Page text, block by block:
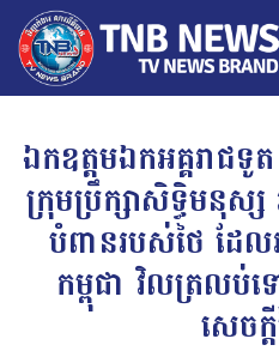
ឯកឧត្តមឯកអគ្គរាជ
ក្រុមប្រឹក្សាសិទ្ធិមនុ
បំពានរបស់ថៃ ដែ
កម្ពុជា វិលត្រល
សេចក្តី